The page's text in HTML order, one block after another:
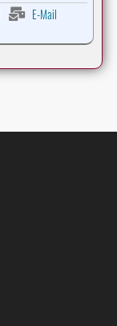
E-Mail